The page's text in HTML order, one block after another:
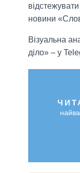
новини
Візуальна
діло» – у